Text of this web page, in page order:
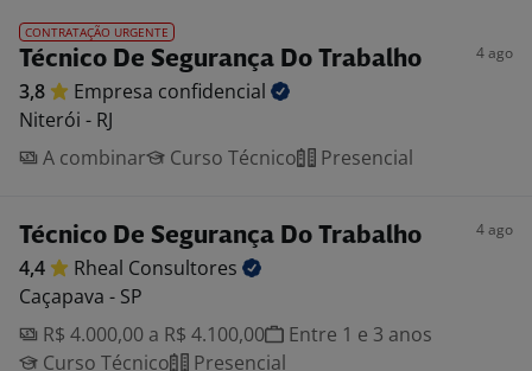
CONTRATAÇÃO URGENTE
Técnico De Segurança Do Trabalho 4 ago
3,8 Empresa confidencial
Niterói - RJ
A combinar
Curso Técnico Presencial
Técnico De Segurança Do Trabalho 4 ago
4,4 Rheal Consultores
Caçapava - SP
R$ 4.000,00 a R$ 4.100,00
Entre 1 e 3 anos
Curso Técnico
Presencial